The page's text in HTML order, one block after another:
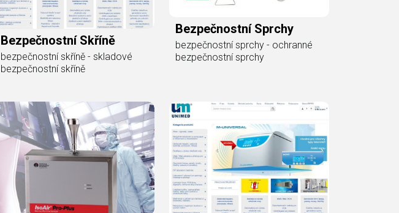
Bezpečnostní Skříně
bezpečnostní skříně - skladové
bezpečnostní skříně
Bezpečnostní Sprchy
bezpečnostní sprchy - ochranné
bezpečnostní sprchy